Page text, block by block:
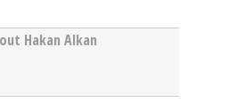
Hakan Alkan